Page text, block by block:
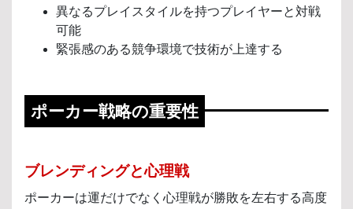
異なるプレイスタイルを持つプレイヤーと対戦
可能
緊張感のある競争環境で技術が上達する
ポーカー戦略の重要性
ブレンディングと心理戦
ポーカーは運だけでなく心理戦が勝敗を左右する高度